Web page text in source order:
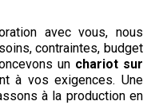
avec vous, nous
contraintes, budget
un chariot sur
à vos exigences. Une
à la production en